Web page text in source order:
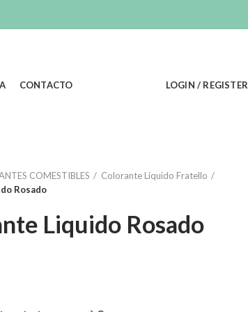
CONTACTO LOGIN / REGISTER
COMESTIBLES
Colorante Liquido Fratello
Rosado
Liquido Rosado